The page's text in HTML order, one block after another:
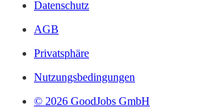
Datenschutz
AGB
Privatsphäre
Nutzungsbedingungen
© 2026 GoodJobs GmbH